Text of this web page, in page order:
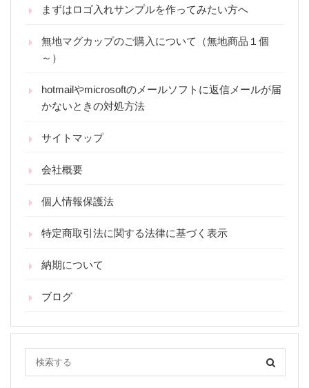
まずはロゴ入れサンプルを作ってみたい方へ
無地マグカップのご購入について（無地商品１個
～）
hotmailやmicrosoftのメールソフトに返信メールが届
かないときの対処方法
サイトマップ
会社概要
個人情報保護法
特定商取引法に関する法律に基づく表示
納期について
ブログ